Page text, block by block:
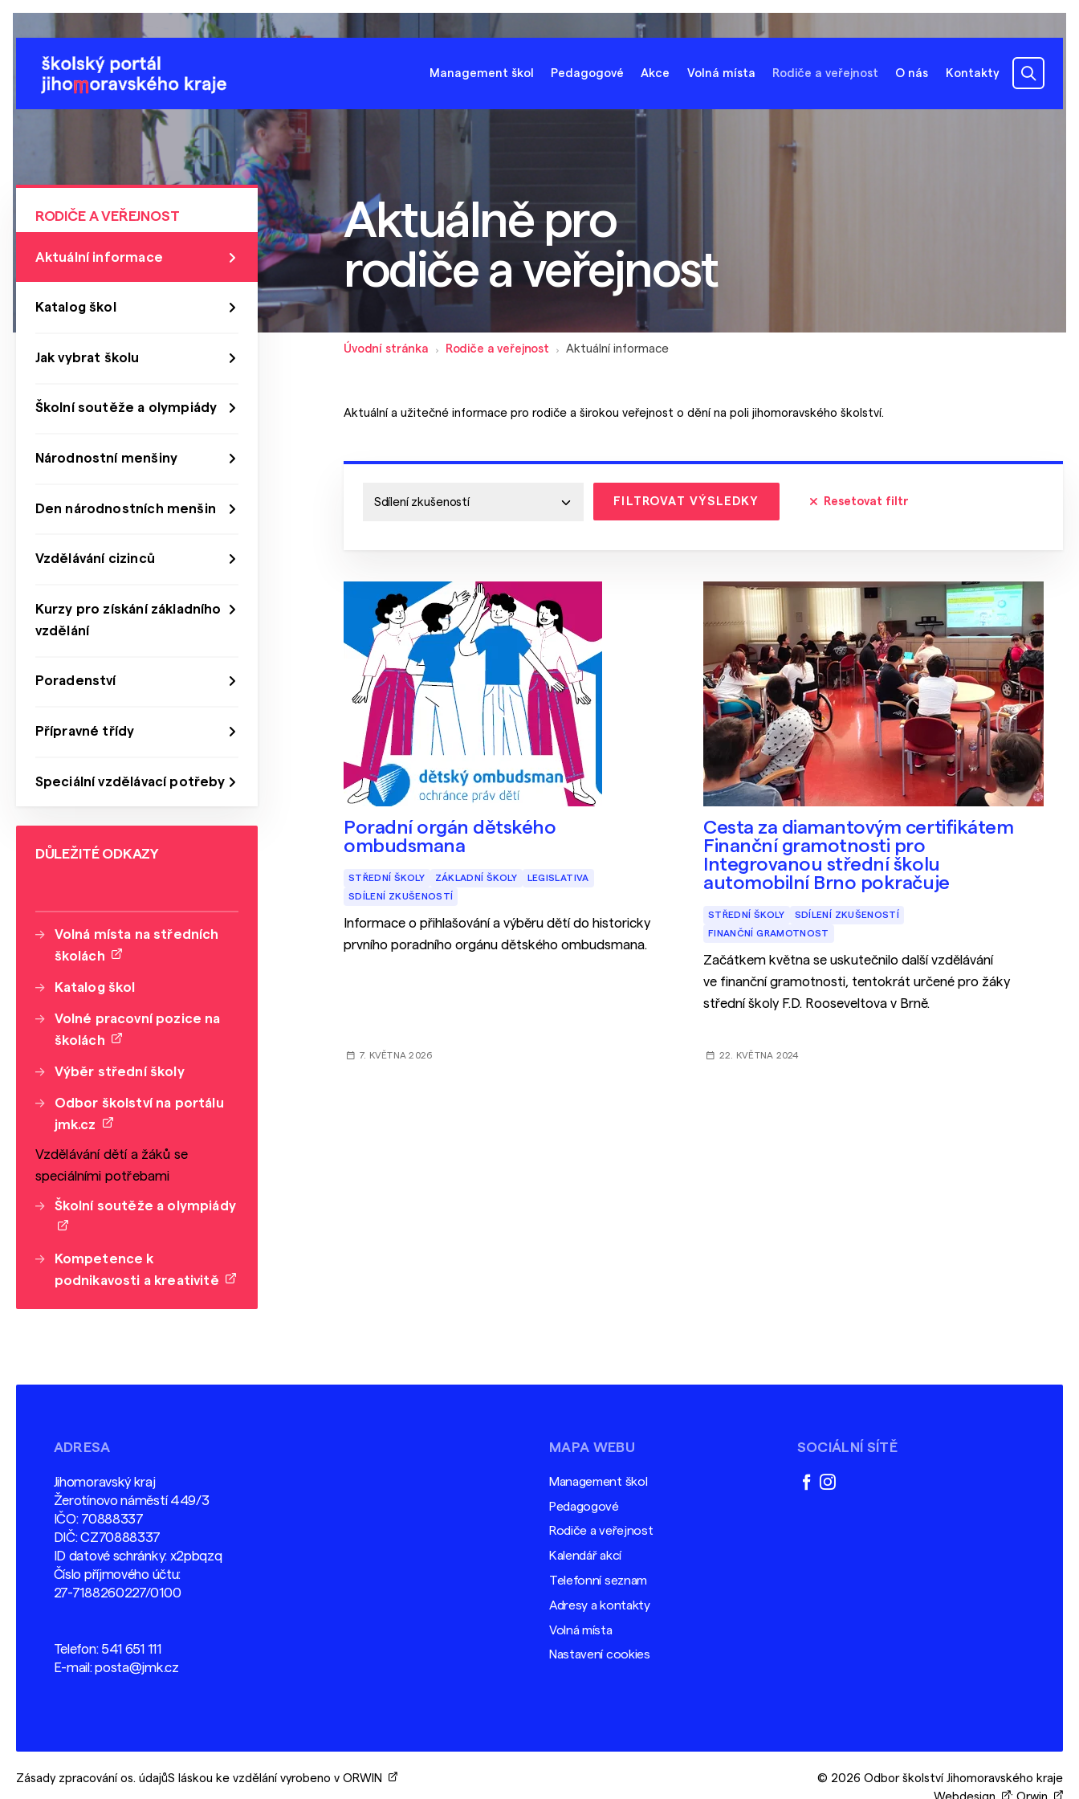
Management škol Pedagogové Akce Volná místa Rodiče a veřejnost O nás Kontakty
Aktuálně pro
rodiče a veřejnost
Úvodní stránka Rodiče a veřejnost Aktuální informace
Aktuální a užitečné informace pro rodiče a širokou veřejnost o dění na poli jihomoravského školství.
FILTROVAT VÝSLEDKY Resetovat filtr
Poradní orgán dětského
ombudsmana
STŘEDNÍ ŠKOLY ZÁKLADNÍ ŠKOLY
LEGISLATIVA
SDÍLENÍ ZKUŠENOSTÍ
Informace o přihlašování a výběru dětí do historicky
prvního poradního orgánu dětského ombudsmana.
7. KVĚTNA 2026
Cesta za diamantovým certifikátem
Finanční gramotnosti pro
Integrovanou střední školu
automobilní Brno pokračuje
STŘEDNÍ ŠKOLY
SDÍLENÍ ZKUŠENOSTÍ
FINANČNÍ GRAMOTNOST
Začátkem května se uskutečnilo další vzdělávání
ve finanční gramotnosti, tentokrát určené pro žáky
střední školy F.D. Rooseveltova v Brně.
22. KVĚTNA 2024
RODIČE A VEŘEJNOST
Aktuální informace
Katalog škol
Jak vybrat školu
Školní soutěže a olympiády
Národnostní menšiny
Den národnostních menšin
Vzdělávání cizinců
Kurzy pro získání základního
vzdělání
Poradenství
Přípravné třídy
Speciální vzdělávací potřeby
DŮLEŽITÉ ODKAZY
Volná místa na středních
školách
Katalog škol
Volné pracovní pozice na
školách
Výběr střední školy
Odbor školství na portálu
jmk.cz
Vzdělávání dětí a žáků se
speciálními potřebami
Školní soutěže a olympiády
Kompetence k
podnikavosti a kreativitě
ADRESA
Jihomoravský kraj
Žerotínovo náměstí 449/3
IČO: 70888337
DIČ: CZ70888337
ID datové schránky: x2pbqzq
Číslo příjmového účtu:
27-7188260227/0100
Telefon: 541 651 111
E-mail:posta@jmk.cz
MAPA WEBU
Management škol
Pedagogové
Rodiče a veřejnost
Kalendář akcí
Telefonní seznam
Adresy a kontakty
Volná místa
Nastavení cookies
SOCIÁLNÍ SÍTĚ
facebook
instagram
Zásady zpracování os. údajůS láskou ke vzdělání vyrobeno v ORWIN
© 2026 Odbor školství Jihomoravského kraje